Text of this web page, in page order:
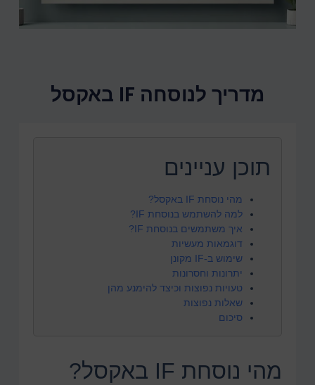
מדריך לנוסחה IF באקסל
תוכן עניינים
מהי נוסחת IF באקסל?
למה להשתמש בנוסחת IF?
איך משתמשים בנוסחת IF?
דוגמאות מעשיות
שימוש ב-IF מקונן
יתרונות וחסרונות
טעויות נפוצות וכיצד להימנע מהן
שאלות נפוצות
סיכום
מהי נוסחת IF באקסל?